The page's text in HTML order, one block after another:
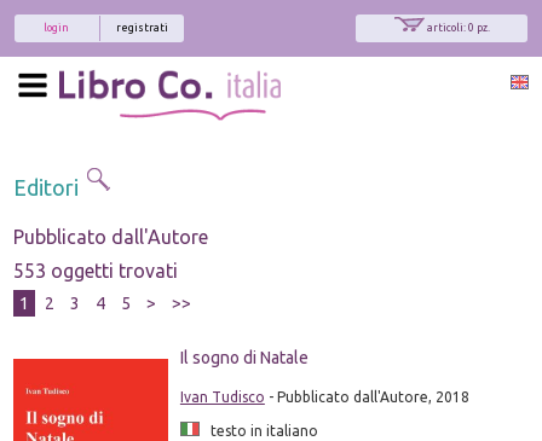
articoli: 0 pz.
registrati
login
Editori
Pubblicato dall'Autore
553 oggetti trovati
1 2 3 4 5 > >>
Il sogno di Natale
Ivan Tudisco - Pubblicato dall'Autore, 2018
testo in italiano